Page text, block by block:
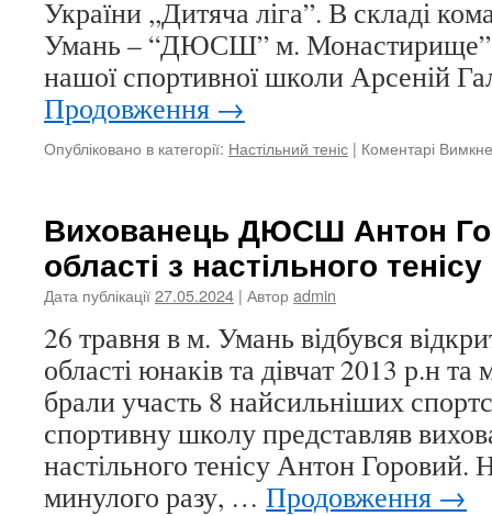
України ,,Дитяча ліга”. В складі
Умань – “ДЮСШ” м. Монастирище”
нашої спортивної школи Арсеній
Продовження →
Опубліковано в категорії: Настільний теніс | Коментарі
Вихованець ДЮСШ Антон
області з настільного тенісу
Дата публікації27.05.2024 | Авторadmin
26 травня в м. Умань відбувся
області юнаків та дівчат 2013 р.н
брали участь 8 найсильніших
спортивну школу представляв
настільного тенісу Антон Горовий.
минулого разу, … Продовження →